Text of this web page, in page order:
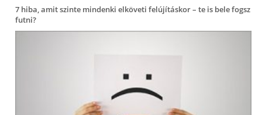
7 hiba, amit szinte mindenki elköveti felújításkor – te is bele fogsz
futni?